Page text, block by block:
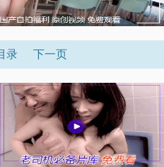
录 下一页